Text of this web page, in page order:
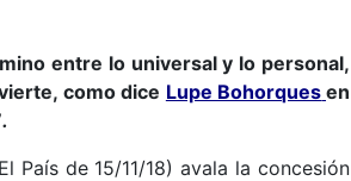
entre lo universal y lo personal,
como dice Lupe Bohorques en
.
País de 15/11/18) avala la concesión